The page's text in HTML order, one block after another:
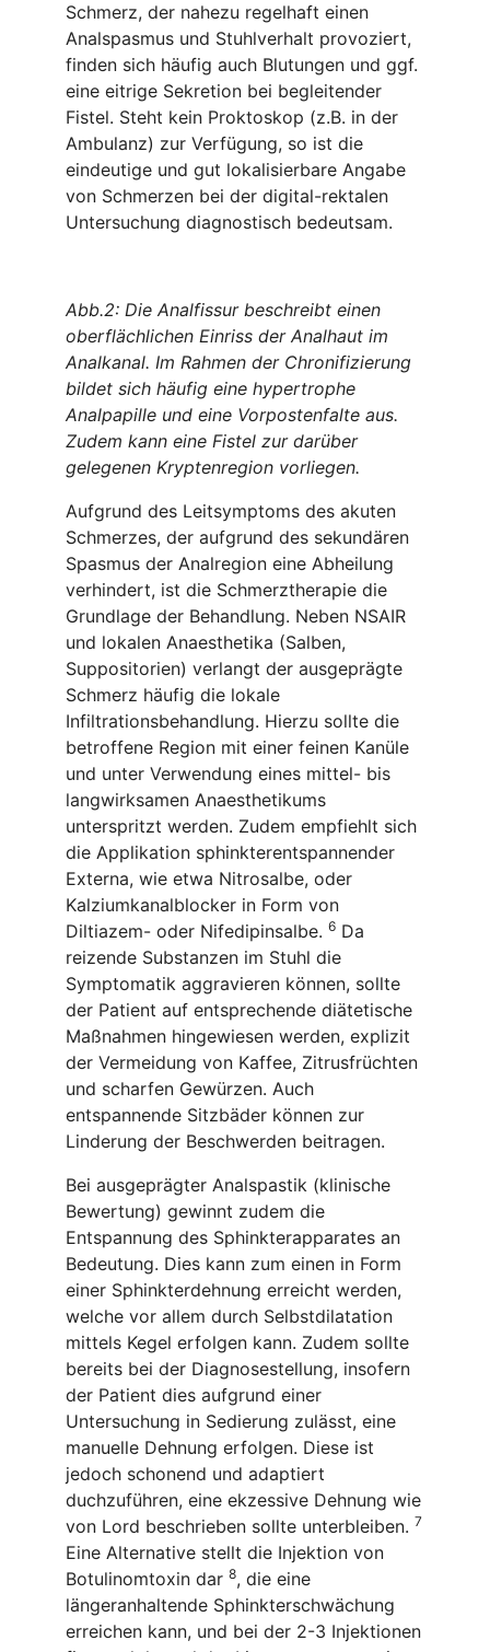
Schmerz, der nahezu regelhaft einen
Analspasmus und Stuhlverhalt provoziert,
finden sich häufig auch Blutungen und ggf.
eine eitrige Sekretion bei begleitender
Fistel. Steht kein Proktoskop (z.B. in der
Ambulanz) zur Verfügung, so ist die
eindeutige und gut lokalisierbare Angabe
von Schmerzen bei der digital-rektalen
Untersuchung diagnostisch bedeutsam.
Abb.2: Die Analfissur beschreibt einen
oberflächlichen Einriss der Analhaut im
Analkanal. Im Rahmen der Chronifizierung
bildet sich häufig eine hypertrophe
Analpapille und eine Vorpostenfalte aus.
Zudem kann eine Fistel zur darüber
gelegenen Kryptenregion vorliegen.
Aufgrund des Leitsymptoms des akuten
Schmerzes, der aufgrund des sekundären
Spasmus der Analregion eine Abheilung
verhindert, ist die Schmerztherapie die
Grundlage der Behandlung. Neben NSAIR
und lokalen Anaesthetika (Salben,
Suppositorien) verlangt der ausgeprägte
Schmerz häufig die lokale
Infiltrationsbehandlung. Hierzu sollte die
betroffene Region mit einer feinen Kanüle
und unter Verwendung eines mittel- bis
langwirksamen Anaesthetikums
unterspritzt werden. Zudem empfiehlt sich
die Applikation sphinkterentspannender
Externa, wie etwa Nitrosalbe, oder
Kalziumkanalblocker in Form von
Diltiazem- oder Nifedipinsalbe. 6 Da
reizende Substanzen im Stuhl die
Symptomatik aggravieren können, sollte
der Patient auf entsprechende diätetische
Maßnahmen hingewiesen werden, explizit
der Vermeidung von Kaffee, Zitrusfrüchten
und scharfen Gewürzen. Auch
entspannende Sitzbäder können zur
Linderung der Beschwerden beitragen.
Bei ausgeprägter Analspastik (klinische
Bewertung) gewinnt zudem die
Entspannung des Sphinkterapparates an
Bedeutung. Dies kann zum einen in Form
einer Sphinkterdehnung erreicht werden,
welche vor allem durch Selbstdilatation
mittels Kegel erfolgen kann. Zudem sollte
bereits bei der Diagnosestellung, insofern
der Patient dies aufgrund einer
Untersuchung in Sedierung zulässt, eine
manuelle Dehnung erfolgen. Diese ist
jedoch schonend und adaptiert
duchzuführen, eine ekzessive Dehnung wie
von Lord beschrieben sollte unterbleiben. 7
Eine Alternative stellt die Injektion von
Botulinomtoxin dar 8, die eine
längeranhaltende Sphinkterschwächung
erreichen kann, und bei der 2-3 Injektionen